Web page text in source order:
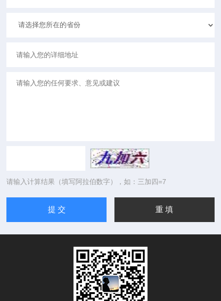
请输入计算结果（填写阿拉伯数字），如：三加四=7